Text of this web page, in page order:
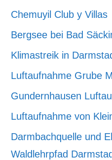
Chemuyil Club y Villas
Bergsee bei Bad
Klimastreik in
Luftaufnahme Grube
Gundernhausen
Luftaufnahme von
Darmbachquelle und
Waldlehrpfad